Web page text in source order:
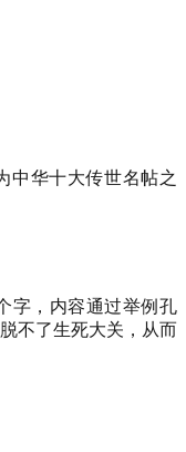
中华十大传世名帖之
字，内容通过举例孔
不了生死大关，从而